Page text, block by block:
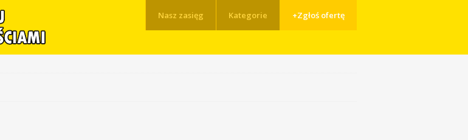
Nasz zasięg Kategorie +Zgłoś ofertę